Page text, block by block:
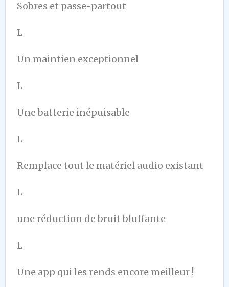
Sobres et passe-partout
L
Un maintien exceptionnel
L
Une batterie inépuisable
L
Remplace tout le matériel audio existant
L
une réduction de bruit bluffante
L
Une app qui les rends encore meilleur !